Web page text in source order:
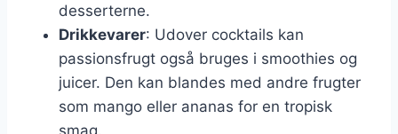
desserterne.
Drikkevarer: Udover cocktails kan
passionsfrugt også bruges i smoothies og
juicer. Den kan blandes med andre frugter
som mango eller ananas for en tropisk
smag.